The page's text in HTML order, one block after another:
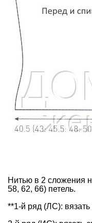
Нитью в 2 сложения
58, 62, 66) петель.
**1-й ряд (ЛС):